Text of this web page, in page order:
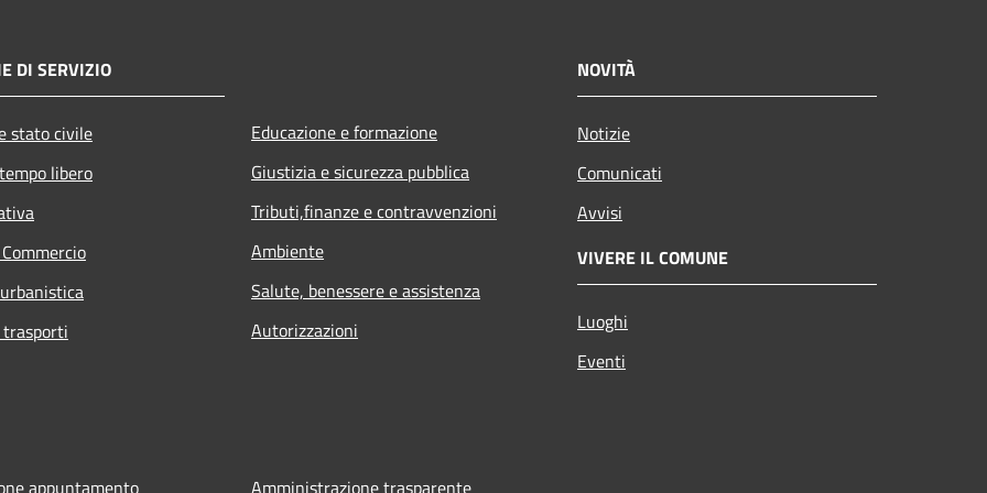
DI SERVIZIO
stato civile
libero
Educazione e formazione
Giustizia e sicurezza pubblica
Tributi,finanze e contravvenzioni
Ambiente
Salute, benessere e assistenza
Autorizzazioni
NOVITÀ
Notizie
Comunicati
Avvisi
VIVERE IL COMUNE
Luoghi
Eventi
appuntamento Amministrazione trasparente